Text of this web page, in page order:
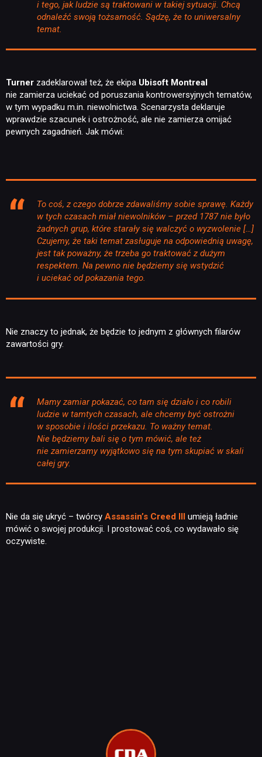
i tego, jak ludzie są traktowani w takiej sytuacji. Chcą
odnaleźć swoją tożsamość. Sądzę, że to uniwersalny
temat.
Turner zadeklarował też, że ekipa Ubisoft Montreal
nie zamierza uciekać od poruszania kontrowersyjnych tematów,
w tym wypadku m.in. niewolnictwa. Scenarzysta deklaruje
wprawdzie szacunek i ostrożność, ale nie zamierza omijać
pewnych zagadnień. Jak mówi:
To coś, z czego dobrze zdawaliśmy sobie sprawę. Każdy
w tych czasach miał niewolników – przed 1787 nie było
żadnych grup, które starały się walczyć o wyzwolenie […]
Czujemy, że taki temat zasługuje na odpowiednią uwagę,
jest tak poważny, że trzeba go traktować z dużym
respektem. Na pewno nie będziemy się wstydzić
i uciekać od pokazania tego.
Nie znaczy to jednak, że będzie to jednym z głównych filarów
zawartości gry.
Mamy zamiar pokazać, co tam się działo i co robili
ludzie w tamtych czasach, ale chcemy być ostrożni
w sposobie i ilości przekazu. To ważny temat.
Nie będziemy bali się o tym mówić, ale też
nie zamierzamy wyjątkowo się na tym skupiać w skali
całej gry.
Nie da się ukryć – twórcy Assassin’s Creed III umieją ładnie
mówić o swojej produkcji. I prostować coś, co wydawało się
oczywiste.